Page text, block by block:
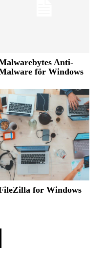
Anti-
för Windows
for Windows